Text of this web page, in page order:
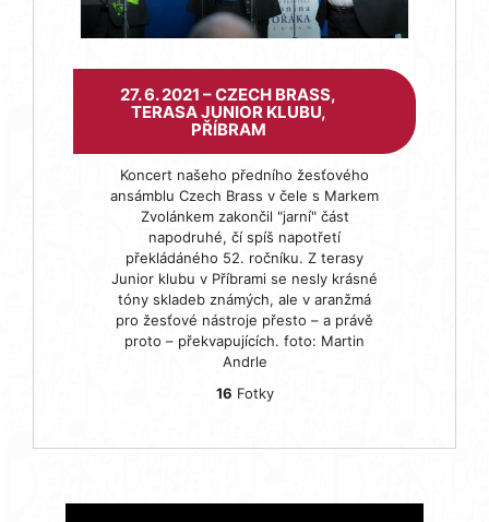
27. 6. 2021 – CZECH BRASS,
TERASA JUNIOR KLUBU,
PŘÍBRAM
Koncert našeho předního žesťového
ansámblu Czech Brass v čele s Markem
Zvolánkem zakončil "jarní" část
napodruhé, čí spíš napotřetí
překládáného 52. ročníku. Z terasy
Junior klubu v Příbrami se nesly krásné
tóny skladeb známých, ale v aranžmá
pro žesťové nástroje přesto – a právě
proto – překvapujících. foto: Martin
Andrle
16 Fotky